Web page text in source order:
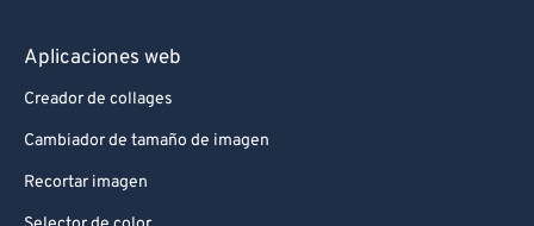
Aplicaciones web
Creador de collages
Cambiador de tamaño de imagen
Recortar imagen